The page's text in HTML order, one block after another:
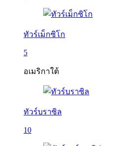
ทัวร์เม็กซิโก
5
อเมริกาใต้
ทัวร์บราซิล
10